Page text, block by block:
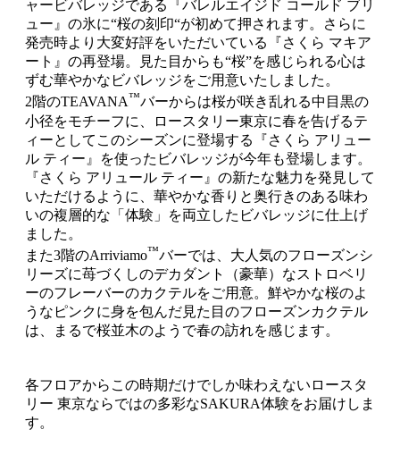
ャービバレッジである『バレルエイジド コールド ブリ
ュー』の氷に“桜の刻印“が初めて押されます。さらに
発売時より大変好評をいただいている『さくら マキア
ート』の再登場。見た目からも“桜”を感じられる心は
ずむ華やかなビバレッジをご用意いたしました。
2階のTEAVANA™バーからは桜が咲き乱れる中目黒の
小径をモチーフに、ロースタリー東京に春を告げるテ
ィーとしてこのシーズンに登場する『さくら アリュー
ル ティー』を使ったビバレッジが今年も登場します。
『さくら アリュール ティー』の新たな魅力を発見して
いただけるように、華やかな香りと奥行きのある味わ
いの複層的な「体験」を両立したビバレッジに仕上げ
ました。
また3階のArriviamo™バーでは、大人気のフローズンシ
リーズに苺づくしのデカダント（豪華）なストロベリ
ーのフレーバーのカクテルをご用意。鮮やかな桜のよ
うなピンクに身を包んだ見た目のフローズンカクテル
は、まるで桜並木のようで春の訪れを感じます。
各フロアからこの時期だけでしか味わえないロースタ
リー 東京ならではの多彩なSAKURA体験をお届けしま
す。